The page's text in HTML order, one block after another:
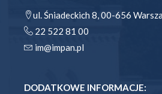
ul. Śniadeckich 8, 00-656
22 522 81 00
im@impan.pl
DODATKOWE INFORMACJE: